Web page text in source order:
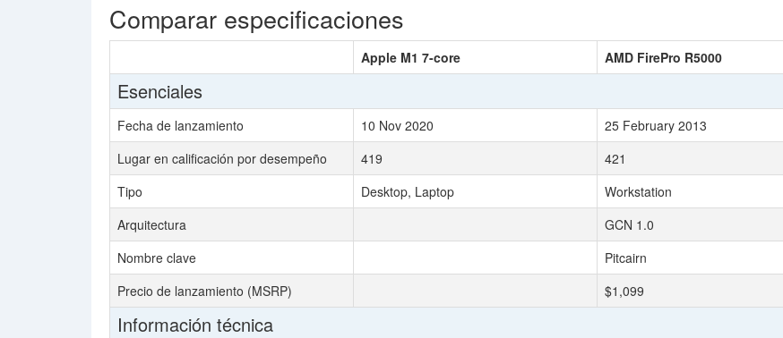
Comparar especificaciones
Apple M1 7-core AMD FirePro R5000
Esenciales
Fecha de lanzamiento 10 Nov 2020
25 February 2013
Lugar en calificación por desempeño
419
421
Tipo
Desktop, Laptop
Workstation
Arquitectura
GCN 1.0
Nombre clave
Pitcairn
Precio de lanzamiento (MSRP)
$1,099
Información técnica